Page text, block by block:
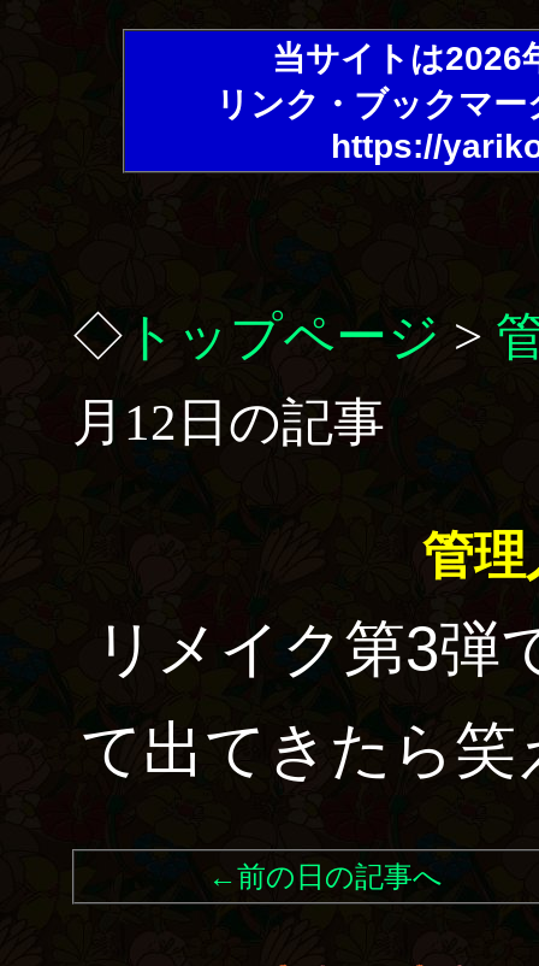
当サイトは2026
リンク・ブックマ
https://
◇ トップページ >
月12日の記事
管理
リメイク第3弾
て出てきたら
←前の日の記事へ